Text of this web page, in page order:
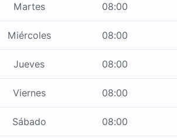
Martes 08:00
Miércoles 08:00
Jueves 08:00
Viernes 08:00
Sábado 08:00